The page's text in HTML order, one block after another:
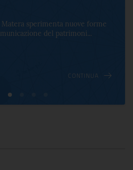
sperimenta nuove forme
del patrimoni...
CONTINUA